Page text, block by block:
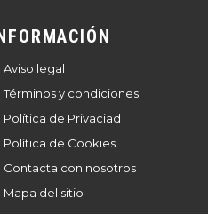
Aviso legal
Términos y condiciones
Política de Privaciad
Política de Cookies
Contacta con nosotros
Mapa del sitio